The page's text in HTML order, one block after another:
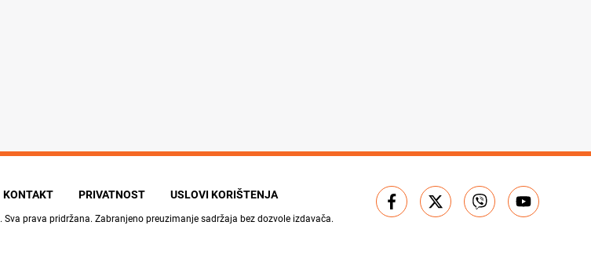
KONTAKT PRIVATNOST USLOVI KORIŠTENJA
. Sva prava pridržana. Zabranjeno preuzimanje sadržaja bez dozvole izdavača.